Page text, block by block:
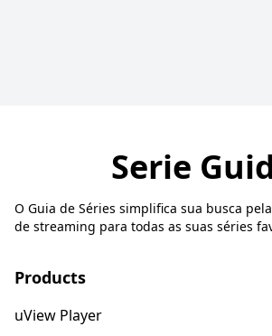
Serie
O Guia de Séries simplifica sua busca
de streaming para todas as suas séries
Products
uView Player